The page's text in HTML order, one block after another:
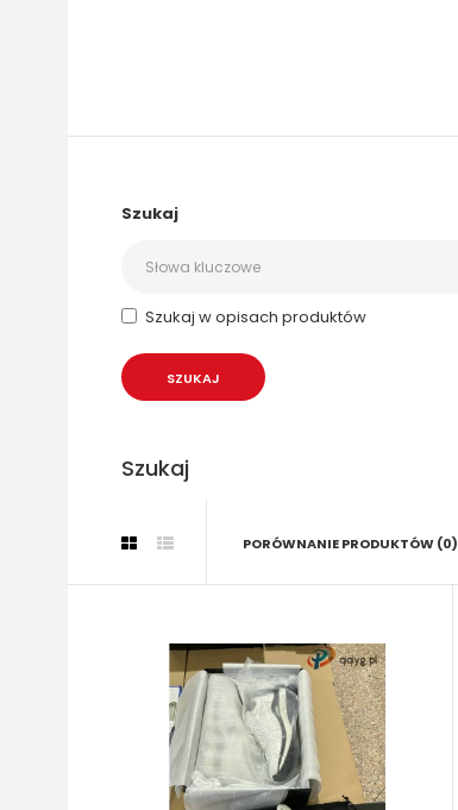
Szukaj
Szukaj w opisach produktów
Szukaj
PORÓWNANIE PRODUKTÓW (0)